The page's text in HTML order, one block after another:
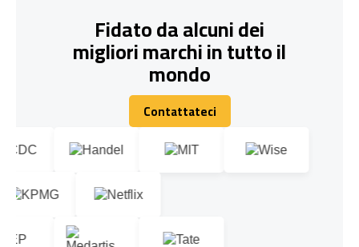
Fidato da alcuni dei
migliori marchi in tutto il
mondo
Contattateci
Contattateci